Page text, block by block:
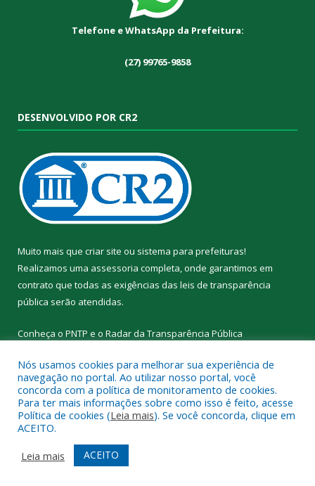
Telefone e WhatsApp da Prefeitura:
(27) 99765-9858
DESENVOLVIDO POR CR2
Muito mais que criar site ou sistema para prefeituras!
Realizamos uma assessoria completa, onde garantimos em
contrato que todas as exigências das leis de transparência
pública serão atendidas.
Conheça o PNTP e o Radar da Transparência Pública
Todos os direitos reservados a Prefeitura Municipal de Alto Rio
Novo.
Mapa do Site
Acessar Área Administrativa
Acessar Webmail
Nós usamos cookies para melhorar sua experiência de
navegação no portal. Ao utilizar nosso portal, você
concorda com a política de monitoramento de cookies.
Para ter mais informações sobre como isso é feito, acesse
Política de cookies (Leia mais). Se você concorda, clique em
ACEITO.
Leia mais
ACEITO